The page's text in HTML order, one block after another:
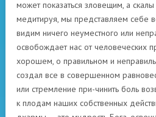
может показаться зловещим, а
медитируя, мы представляем себе
видим ничего неуместного или
освобождает нас от человеческих
хорошем, о правильном и
создал все в совершенном
или стремление при-чинить боль
к плодам наших собственных